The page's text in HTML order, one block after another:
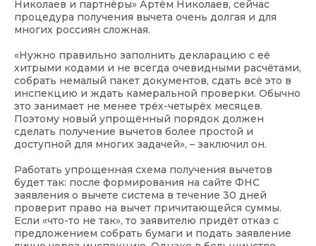
Николаев и партнёры» Артём Николаев, сейчас
процедура получения вычета очень долгая и для
многих россиян сложная.
«Нужно правильно заполнить декларацию с её
хитрыми кодами и не всегда очевидными расчётами,
собрать немалый пакет документов, сдать всё это в
инспекцию и ждать камеральной проверки. Обычно
это занимает не менее трёх-четырёх месяцев.
Поэтому новый упрощённый порядок должен
сделать получение вычетов более простой и
доступной для многих задачей», – заключил он.
Работать упрощенная схема получения вычетов
будет так: после формирования на сайте ФНС
заявления о вычете система в течение 30 дней
проверит право на вычет причитающейся суммы.
Если «что-то не так», то заявителю придёт отказ с
предложением собрать бумаги и подать заявление